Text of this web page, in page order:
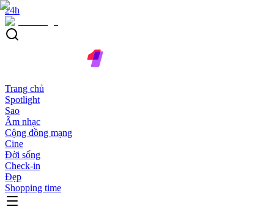
24h
Trang chủ
Spotlight
Sao
Âm nhạc
Cộng đồng mạng
Cine
Đời sống
Check-in
Đẹp
Shopping time